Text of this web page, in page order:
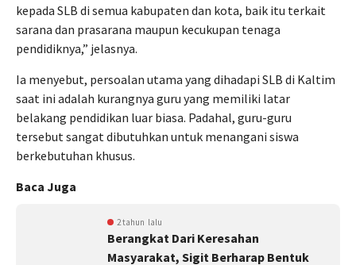
kepada SLB di semua kabupaten dan kota, baik itu terkait
sarana dan prasarana maupun kecukupan tenaga
pendidiknya,” jelasnya.
Ia menyebut, persoalan utama yang dihadapi SLB di Kaltim
saat ini adalah kurangnya guru yang memiliki latar
belakang pendidikan luar biasa. Padahal, guru-guru
tersebut sangat dibutuhkan untuk menangani siswa
berkebutuhan khusus.
Baca Juga
2 tahun lalu
Berangkat Dari Keresahan
Masyarakat, Sigit Berharap Bentuk